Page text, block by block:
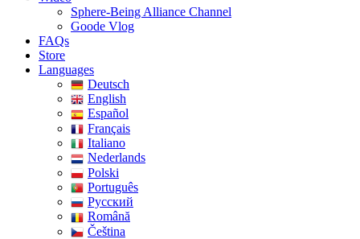
Sphere-Being Alliance Channel
Goode Vlog
FAQs
Store
Languages
Deutsch
English
Español
Français
Italiano
Nederlands
Polski
Português
Pусский
Română
Čeština